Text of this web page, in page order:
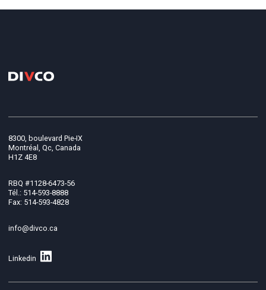
8300, boulevard Pie-IX
Montréal, Qc, Canada
H1Z 4E8
RBQ #1128-6473-56
Tél.: 514-593-8888
Fax: 514-593-4828
info@divco.ca
Linkedin